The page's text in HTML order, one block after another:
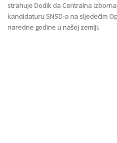
strahuje Dodik da Centralna
kandidaturu SNSD-a na sljedećim
naredne godine u našoj zemlji.